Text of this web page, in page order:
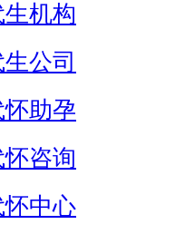
机构
公司
助孕
咨询
中心